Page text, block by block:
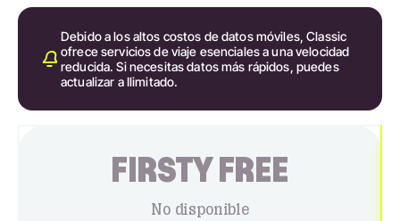
Debido a los altos costos de datos móviles, Classic
ofrece servicios de viaje esenciales a una velocidad
reducida. Si necesitas datos más rápidos, puedes
actualizar a Ilimitado.
FIRSTY FREE
No disponible